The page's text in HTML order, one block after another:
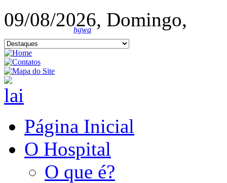
09/08/2026, Domingo,
hgwa
Página Inicial
O Hospital
O que é?